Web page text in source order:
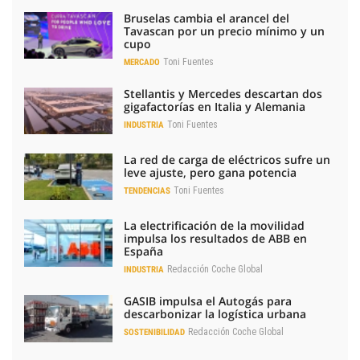
Bruselas cambia el arancel del
Tavascan por un precio mínimo y un
cupo
MERCADO Toni Fuentes
Stellantis y Mercedes descartan dos
gigafactorías en Italia y Alemania
INDUSTRIA Toni Fuentes
La red de carga de eléctricos sufre un
leve ajuste, pero gana potencia
TENDENCIAS Toni Fuentes
La electrificación de la movilidad
impulsa los resultados de ABB en
España
INDUSTRIA Redacción Coche Global
GASIB impulsa el Autogás para
descarbonizar la logística urbana
SOSTENIBILIDAD Redacción Coche Global